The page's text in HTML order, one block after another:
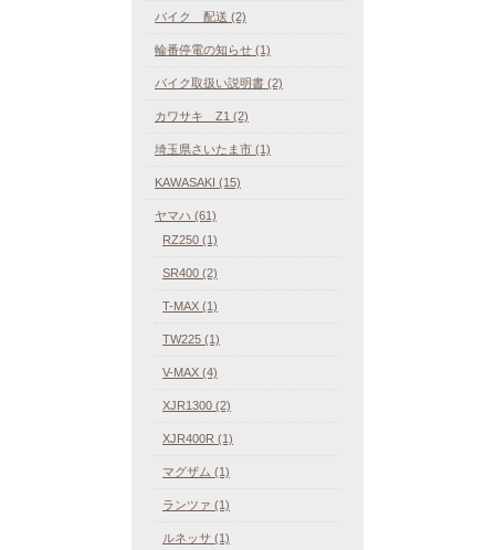
バイク 配送 (2)
輪番停電の知らせ (1)
バイク取扱い説明書 (2)
カワサキ Z1 (2)
埼玉県さいたま市 (1)
KAWASAKI (15)
ヤマハ (61)
RZ250 (1)
SR400 (2)
T-MAX (1)
TW225 (1)
V-MAX (4)
XJR1300 (2)
XJR400R (1)
マグザム (1)
ランツァ (1)
ルネッサ (1)